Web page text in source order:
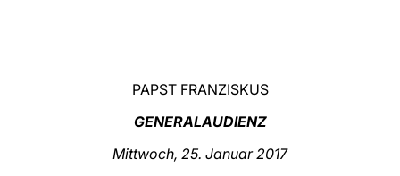
LATINE
PAPST FRANZISKUS
GENERALAUDIENZ
Mittwoch, 25. Januar 2017